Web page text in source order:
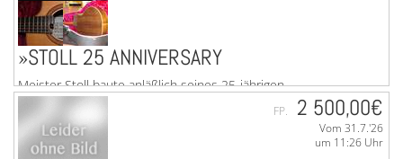
»STOLL 25 ANNIVERSARY
Meister Stoll baute anläßlich seines 25-jährigen
Firmenjubiläums 6 Gitarren. Eine davon ist hier zu haben.
Heute würde Sie weit über 4.000,- € ...mehr
FP. 2 500,00€
Vom 31.7.'26
um 11:26 Uhr